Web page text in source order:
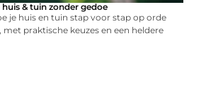
& tuin zonder gedoe
je huis en tuin stap voor stap op orde
praktische keuzes en een heldere